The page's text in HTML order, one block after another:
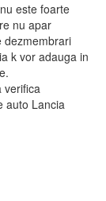
este foarte
nu apar
dezmembrari
k vor adauga in
verifica
auto Lancia